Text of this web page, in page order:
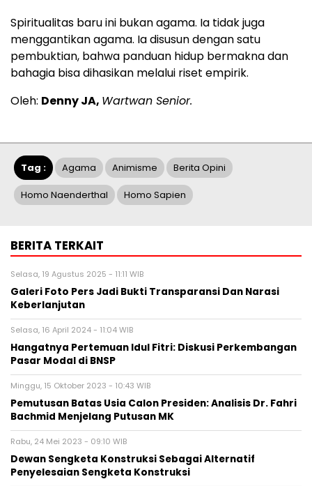
Spiritualitas baru ini bukan agama. Ia tidak juga
menggantikan agama. Ia disusun dengan satu
pembuktian, bahwa panduan hidup bermakna dan
bahagia bisa dihasikan melalui riset empirik.
Oleh: Denny JA, Wartwan Senior.
Tag : Agama Animisme Berita Opini
Homo Naenderthal Homo Sapien
BERITA TERKAIT
Selasa, 19 Agustus 2025 - 11:11 WIB
Galeri Foto Pers Jadi Bukti Transparansi Dan Narasi
Keberlanjutan
Selasa, 16 April 2024 - 11:04 WIB
Hangatnya Pertemuan Idul Fitri: Diskusi Perkembangan
Pasar Modal di BNSP
Minggu, 15 Oktober 2023 - 10:43 WIB
Pemutusan Batas Usia Calon Presiden: Analisis Dr. Fahri
Bachmid Menjelang Putusan MK
Rabu, 24 Mei 2023 - 09:10 WIB
Dewan Sengketa Konstruksi Sebagai Alternatif
Penyelesaian Sengketa Konstruksi